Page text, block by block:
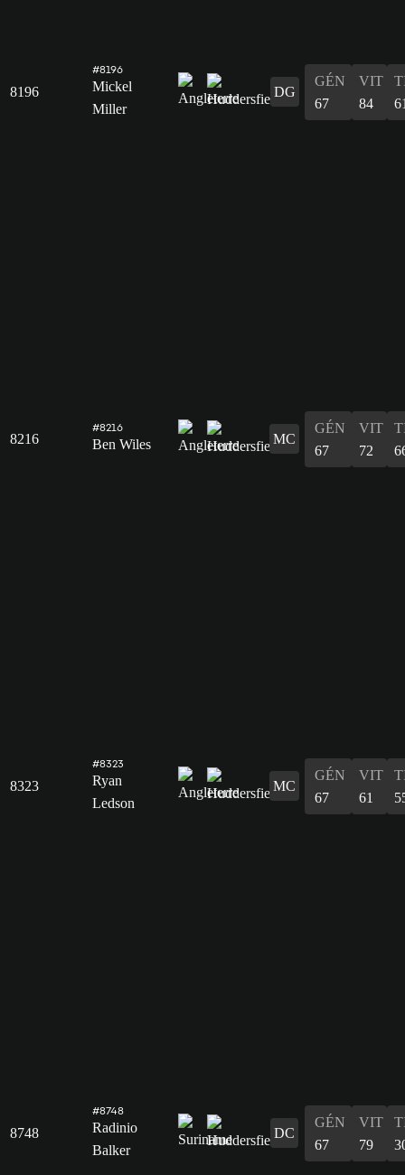
8196
#8196
Mickel
Miller
DG
GÉN
67
VIT
84
8216
#8216
Ben Wiles MC
GÉN
67
VIT
72
8323
#8323
Ryan
Ledson
MC
GÉN
67
VIT
61
8748
#8748
Radinio
Balker
DC
GÉN
67
VIT
79